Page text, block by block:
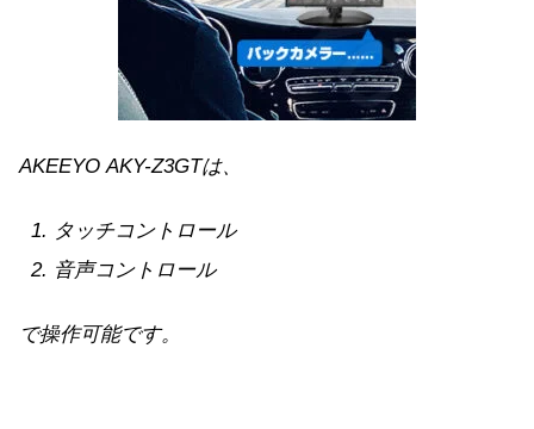
AKEEYO AKY-Z3GTは、
タッチコントロール
音声コントロール
で操作可能です。